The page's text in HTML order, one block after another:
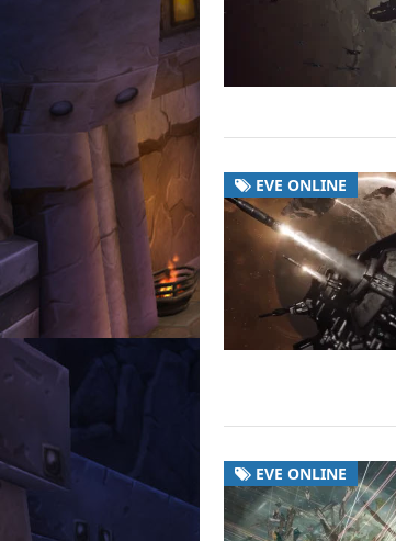
EVE ONLINE
EVE ONLINE